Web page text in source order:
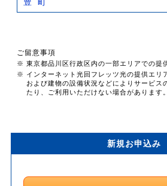
ご留意事項
※ 東京都品川区行政区内の一部エリアでの提
※ インターネット光回フレッツ光の提供エリ
および建物の設備状況などによりサービス
たり、ご利用いただけない場合があります。
新規お申込み